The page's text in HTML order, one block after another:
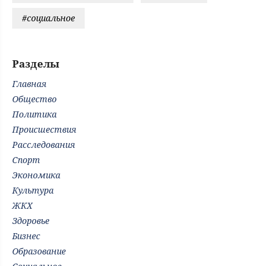
#социальное
Разделы
Главная
Общество
Политика
Происшествия
Расследования
Спорт
Экономика
Культура
ЖКХ
Здоровье
Бизнес
Образование